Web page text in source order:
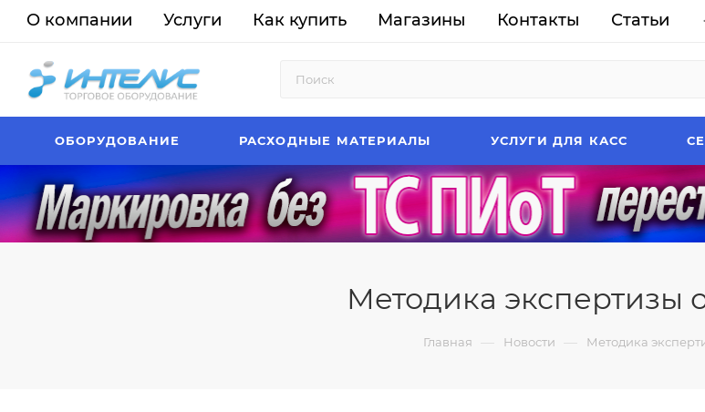
О компании Услуги Как купить Магазины Контакты Статьи
ОБОРУДОВАНИЕ РАСХОДНЫЕ МАТЕРИАЛЫ УСЛУГИ ДЛЯ КАСС
Методика экспертизы
Главная — Новости — Методика